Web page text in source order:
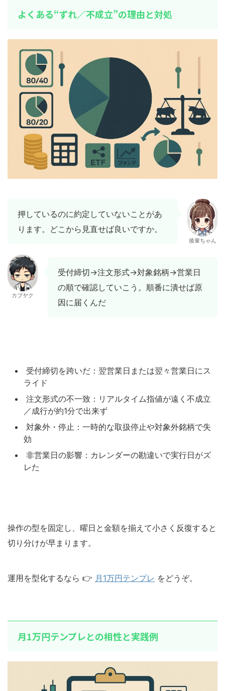
よくある“ずれ／不成立”の理由と対処
押しているのに約定していないことがあ
ります。どこから見直せば良いですか。
後輩ちゃん
カブヤク
受付締切→注文形式→対象銘柄→営業日
の順で確認していこう。順番に潰せば原
因に届くんだ
受付締切を跨いだ：翌営業日または翌々営業日にス
ライド
注文形式の不一致：リアルタイム指値が遠く不成立
／成行が約1分で出来ず
対象外・停止：一時的な取扱停止や対象外銘柄で失
効
非営業日の影響：カレンダーの勘違いで実行日がズ
レた
操作の型を固定し、曜日と金額を揃えて小さく反復すると
切り分けが早まります。
運用を型化するなら 👉 月1万円テンプレ をどうぞ。
月1万円テンプレとの相性と実践例